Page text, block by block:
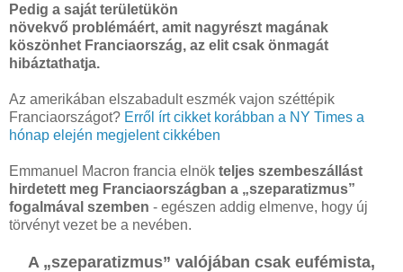
Pedig a saját területükön
növekvő problémáért, amit nagyrészt magának
köszönhet Franciaország, az elit csak önmagát
hibáztathatja.
Az amerikában elszabadult eszmék vajon széttépik
Franciaországot? Erről írt cikket korábban a NY Times a
hónap elején megjelent cikkében
Emmanuel Macron francia elnök teljes szembeszállást
hirdetett meg Franciaországban a „szeparatizmus”
fogalmával szemben - egészen addig elmenve, hogy új
törvényt vezet be a nevében.
A „szeparatizmus” valójában csak eufémista,